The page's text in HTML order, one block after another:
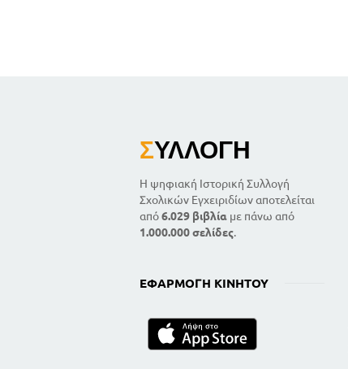
ΣΥΛΛΟΓΉ
Η ψηφιακή Ιστορική Συλλογή
Σχολικών Εγχειριδίων αποτελείται
από6.029 βιβλία με πάνω από
1.000.000 σελίδες.
ΕΦΑΡΜΟΓΉ ΚΙΝΗΤΟΎ